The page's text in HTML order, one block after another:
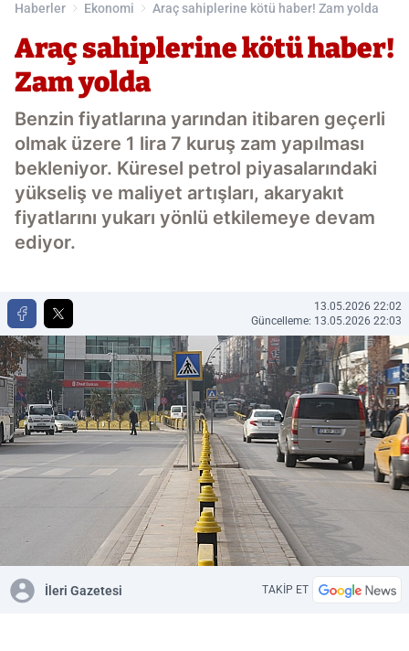
Haberler Ekonomi Araç sahiplerine kötü haber! Zam yolda
Araç sahiplerine kötü haber!
Zam yolda
Benzin fiyatlarına yarından itibaren geçerli
olmak üzere 1 lira 7 kuruş zam yapılması
bekleniyor. Küresel petrol piyasalarındaki
yükseliş ve maliyet artışları, akaryakıt
fiyatlarını yukarı yönlü etkilemeye devam
ediyor.
13.05.2026 22:02
Güncelleme: 13.05.2026 22:03
İleri Gazetesi TAKİP ET